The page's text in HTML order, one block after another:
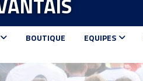
BOUTIQUE EQUIPES